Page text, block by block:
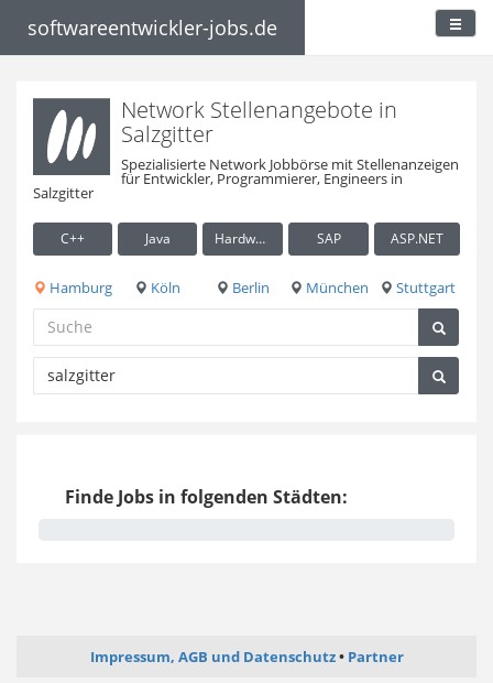
softwareentwickler-jobs.de
Network Stellenangebote in
Salzgitter
Spezialisierte Network Jobbörse mit Stellenanzeigen
für Entwickler, Programmierer, Engineers in
Salzgitter
C++ Java Hardware / Embedded SAP ASP.NET
Hamburg Köln Berlin München Stuttgart
Finde Jobs in folgenden Städten:
Impressum, AGB und Datenschutz Partner